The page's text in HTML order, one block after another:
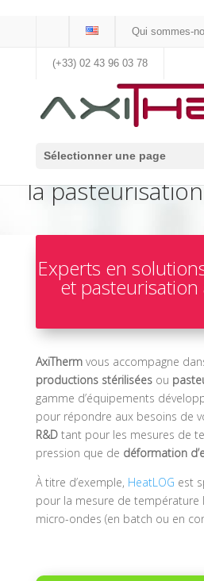
Qui sommes-
(+33) 02 43 96 03 78
Sélectionner une page
validation de la
la
Experts en
et
AxiThermvous accompagne
productions stériliséesou
gamme d’équipements
pour répondre aux besoins de
R&Dtant pour les mesures de
pression que de déformation
À titre d’exemple, HeatLOG est
pour la mesure de température
micro-ondes (en batch ou en